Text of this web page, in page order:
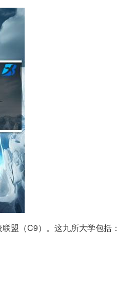
盟（C9）。这九所大学包括：